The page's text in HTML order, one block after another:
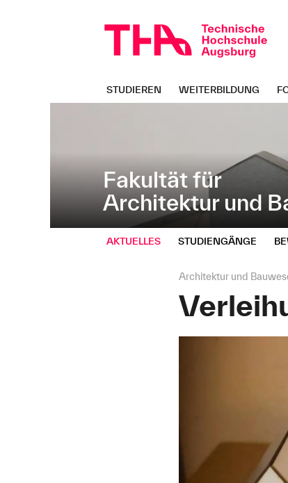
überspringen
Fakultät für
Architektur und
STUDIEREN WEITERBILDUNG
AKTUELLES STUDIENGÄNGE
Seitenpfad:
Architektur und